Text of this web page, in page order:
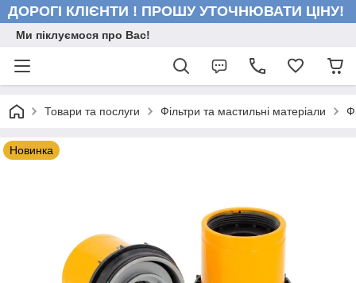
ДОРОГІ КЛІЄНТИ ! ПРОШУ УТОЧНЮВАТИ ЦІНУ!
Ми піклуємося про Вас!
Товари та послуги Фільтри та мастильні матеріали
Новинка